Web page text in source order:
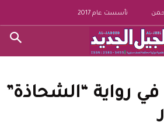
تأسست عام 2017
رواية “الشحاذة”